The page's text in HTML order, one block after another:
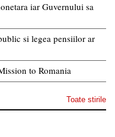
iar Guvernului sa
si legea pensiilor ar
to Romania
Toate stirile